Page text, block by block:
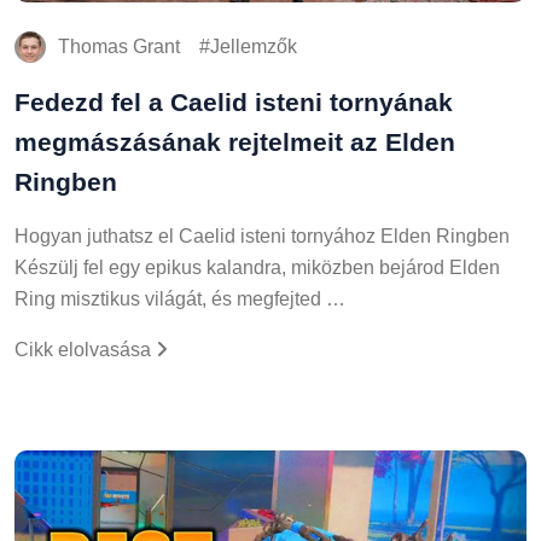
Thomas Grant Jellemzők
Fedezd fel a Caelid isteni tornyának
megmászásának rejtelmeit az Elden
Ringben
Hogyan juthatsz el Caelid isteni tornyához Elden Ringben
Készülj fel egy epikus kalandra, miközben bejárod Elden
Ring misztikus világát, és megfejted …
Cikk elolvasása